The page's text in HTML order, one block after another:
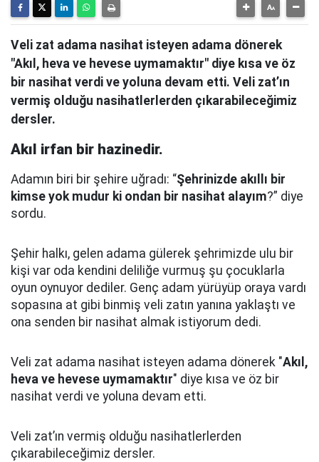
Veli zat adama nasihat isteyen adama dönerek
"Akıl, heva ve hevese uymamaktır" diye kısa ve öz
bir nasihat verdi ve yoluna devam etti. Veli zat’ın
vermiş olduğu nasihatlerlerden çıkarabileceğimiz
dersler.
Akıl irfan bir hazinedir.
Adamın biri bir şehire uğradı: “Şehrinizde akıllı bir
kimse yok mudur ki ondan bir nasihat alayım?” diye
sordu.
Şehir halkı, gelen adama gülerek şehrimizde ulu bir
kişi var oda kendini deliliğe vurmuş şu çocuklarla
oyun oynuyor dediler. Genç adam yürüyüp oraya vardı
sopasına at gibi binmiş veli zatın yanına yaklaştı ve
ona senden bir nasihat almak istiyorum dedi.
Veli zat adama nasihat isteyen adama dönerek "Akıl,
heva ve hevese uymamaktır" diye kısa ve öz bir
nasihat verdi ve yoluna devam etti.
Veli zat’ın vermiş olduğu nasihatlerlerden
çıkarabileceğimiz dersler.